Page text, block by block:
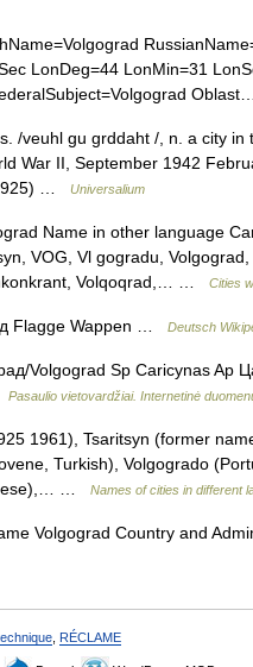
LonDeg=44 LonMin=31
/veuhl gu grddaht /, n. a city in
War II, September 1942
…
Universalium
Name in other language
VOG, Vl gogradu,
Volqoqrad,… …
Cities
Flagge Wappen … Deutsch
Volgograd Sp Caricynas Ap
Pasaulio vietovardžiai. Internetinė
1961), Tsaritsyn (former
Turkish), Volgogrado
…
Names of cities in different
Volgograd Country and
RÉCLAME